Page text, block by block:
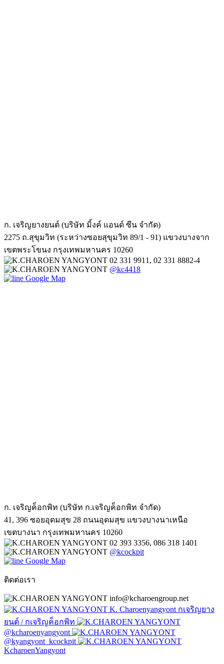
ก. เจริญยางยนต์ (บริษัท มิ้งค์ แอนด์ ซีน จำกัด)
2275 ถ.สุขุมวิท (ระหว่างซอยสุขุมวิท 89/1 - 91) แขวงบางจาก
เขตพระโขนง กรุงเทพมหานคร 10260
02 331 9911, 02 331 8882-4
@kc4418
Google Map
ก. เจริญค็อกพิท (บริษัท ก.เจริญค็อกพิท จำกัด)
41, 396 ซอยอุดมสุข 28 ถนนอุดมสุข แขวงบางนาเหนือ
เขตบางนา กรุงเทพมหานคร 10260
02 393 3356, 086 318 1401
@kcockpit
Google Map
ติดต่อเรา
info@kcharoengroup.net
K. Charoenyangyont กเจริญยาง
ยนต์ / กเจริญค็อกพิท
@kcharoenyangyont
@kyangyont_kcockpit
KcharoenYangyont